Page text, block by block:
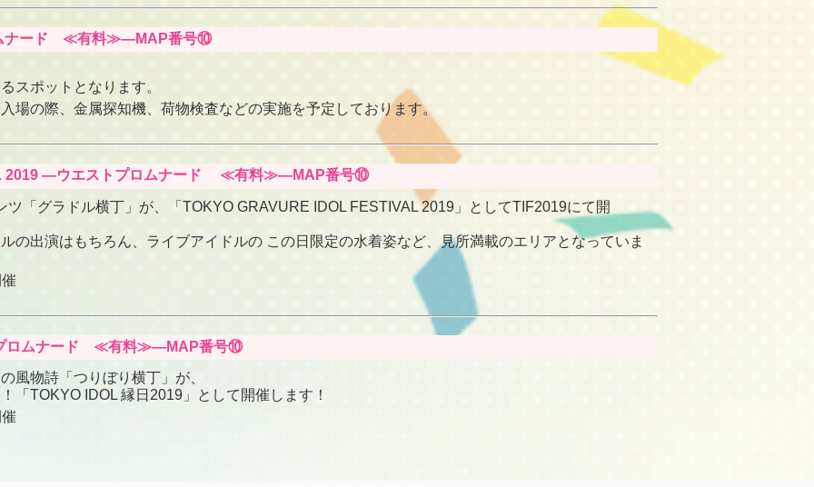
ムナード ≪有料≫―MAP番号⑩
スポットとなります。
場の際、金属探知機、荷物検査などの実施を予定しております。
2019 ―ウエストプロムナード ≪有料≫―MAP番号⑩
「グラドル横丁」が、「TOKYO GRAVURE IDOL FESTIVAL 2019」としてTIF2019にて開
の出演はもちろん、ライブアイドルの この日限定の水着姿など、見所満載のエリアとなっていま
ロムナード ≪有料≫―MAP番号⑩
風物詩「つりぼり横丁」が、
「TOKYO IDOL 縁日2019」として開催します！